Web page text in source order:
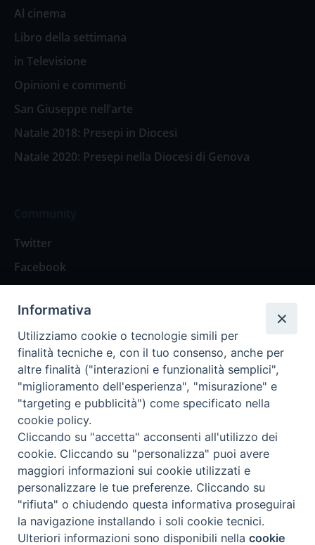
Al cinema
Libro della settimana
in Televisione
Opinioni e commenti
San Giuseppe nell’arte
Natale 2018: Presepi in Diocesi
Natale 2020: Presepi nella Diocesi di Genova
Twitter
Facebook
Contattaci
Spazio Lettori
Eventi
Eventi diocesani
Privacy Policy Informativa Cookie
Trasparenza
Preferenze Cookie
Informativa
Utilizziamo cookie o tecnologie simili per
finalità tecniche e, con il tuo consenso, anche per
altre finalità ("interazioni e funzionalità semplici",
"miglioramento dell'esperienza", "misurazione" e
"targeting e pubblicità") come specificato nella
cookie policy.
Cliccando su "accetta" acconsenti all'utilizzo dei
cookie. Cliccando su "personalizza" puoi avere
maggiori informazioni sui cookie utilizzati e
personalizzare le tue preferenze. Cliccando su
"rifiuta" o chiudendo questa informativa proseguirai
la navigazione installando i soli cookie tecnici.
Ulteriori informazioni sono disponibili nellacookie